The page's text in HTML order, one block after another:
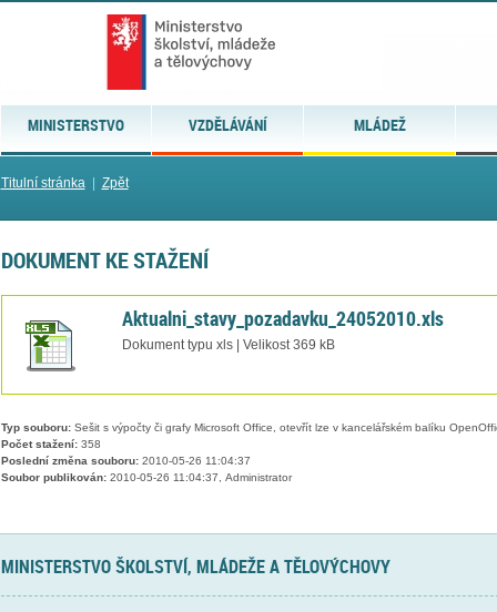
MINISTERSTVO VZDĚLÁVÁNÍ MLÁDEŽ
Titulní stránka| Zpět
DOKUMENT KE STAŽENÍ
Aktualni_stavy_pozadavku_24052010.xls
Dokument typu xls | Velikost 369 kB
Typ souboru:Sešit s výpočty či grafy Microsoft Office, otevřít lze v kancelářském balíku
Počet stažení:358
Poslední změna souboru:2010-05-26 11:04:37
Soubor publikován:2010-05-26 11:04:37, Administrator
MINISTERSTVO ŠKOLSTVÍ, MLÁDEŽE A TĚLOVÝCHOVY